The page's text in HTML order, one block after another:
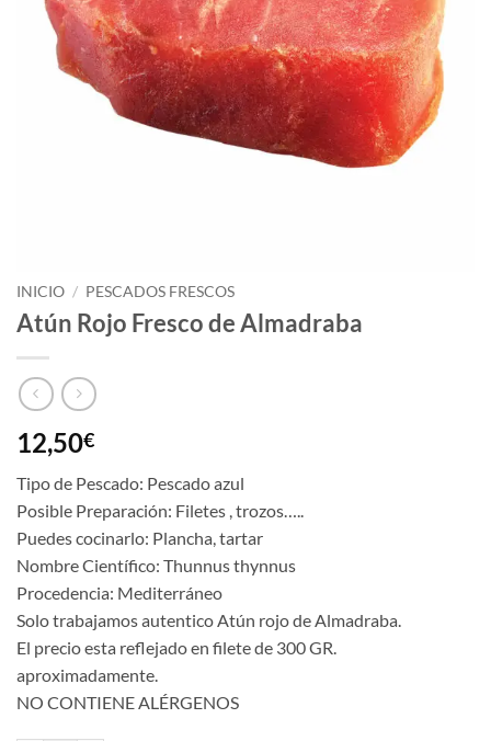
INICIO / PESCADOS FRESCOS
Atún Rojo Fresco de Almadraba
12,50€
Tipo de Pescado: Pescado azul
Posible Preparación: Filetes , trozos…..
Puedes cocinarlo: Plancha, tartar
Nombre Científico: Thunnus thynnus
Procedencia: Mediterráneo
Solo trabajamos autentico Atún rojo de Almadraba.
El precio esta reflejado en filete de 300 GR.
aproximadamente.
NO CONTIENE ALÉRGENOS